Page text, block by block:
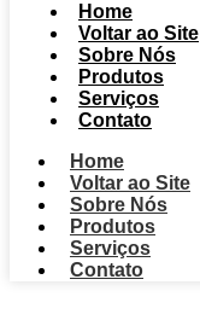
Home
Voltar ao Site
Sobre Nós
Produtos
Serviços
Contato
Home
Voltar ao Site
Sobre Nós
Produtos
Serviços
Contato